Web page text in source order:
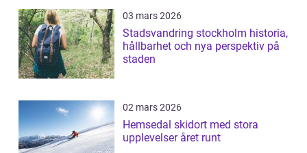
03 mars 2026
Stadsvandring stockholm historia,
hållbarhet och nya perspektiv på
staden
02 mars 2026
Hemsedal skidort med stora
upplevelser året runt